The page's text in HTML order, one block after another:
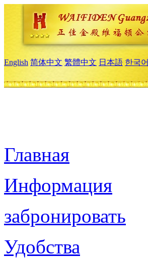
English 简体中文 繁體中文 日本語 한국어
Главная
Информация
забронировать
Удобства